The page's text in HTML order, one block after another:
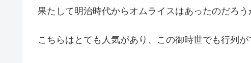
果たして明治時代からオムライスはあったのだろ
こちらはとても人気があり、この御時世でも行列